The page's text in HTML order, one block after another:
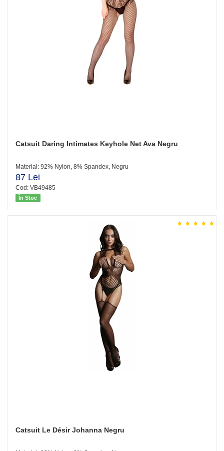
Catsuit Daring Intimates Keyhole Net Ava Negru
Material: 92% Nylon, 8% Spandex, Negru
87 Lei
Cod: VB49485
În Stoc
Catsuit Le Désir Johanna Negru